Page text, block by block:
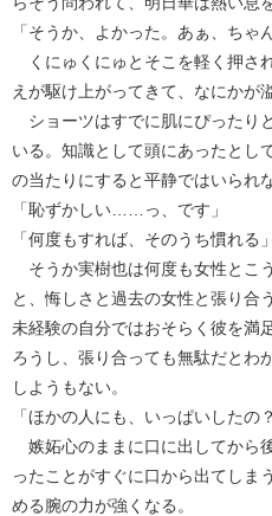
「そうか、よかった。あぁ、ちゃ
くにゅくにゅとそこを軽く押さ
えが駆け上がってきて、なにかが
ショーツはすでに肌にぴったり
いる。知識として頭にあったとし
の当たりにすると平静ではいられ
「恥ずかしい……っ、です」
「何度もすれば、そのうち慣れる」
そうか実樹也は何度も女性とこ
と、悔しさと過去の女性と張り合
未経験の自分ではおそらく彼を満
ろうし、張り合っても無駄だとわ
しようもない。
「ほかの人にも、いっぱいしたの？
嫉妬心のままに口に出してから
ったことがすぐに口から出てしま
める腕の力が強くなる。